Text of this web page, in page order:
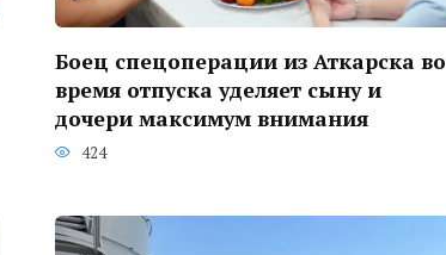
Боец спецоперации из Аткарска во
время отпуска уделяет сыну и
дочери максимум внимания
424